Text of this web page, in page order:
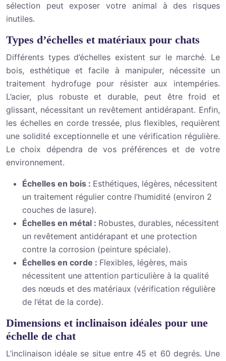
sélection peut exposer votre animal à des risques
inutiles.
Types d’échelles et matériaux pour chats
Différents types d’échelles existent sur le marché. Le
bois, esthétique et facile à manipuler, nécessite un
traitement hydrofuge pour résister aux intempéries.
L’acier, plus robuste et durable, peut être froid et
glissant, nécessitant un revêtement antidérapant. Enfin,
les échelles en corde tressée, plus flexibles, requièrent
une solidité exceptionnelle et une vérification régulière.
Le choix dépendra de vos préférences et de votre
environnement.
Échelles en bois : Esthétiques, légères, nécessitent
un traitement régulier contre l’humidité (environ 2
couches de lasure).
Échelles en métal : Robustes, durables, nécessitent
un revêtement antidérapant et une protection
contre la corrosion (peinture spéciale).
Échelles en corde : Flexibles, légères, mais
nécessitent une attention particulière à la qualité
des nœuds et des matériaux (vérification régulière
de l’état de la corde).
Dimensions et inclinaison idéales pour une
échelle de chat
L’inclinaison idéale se situe entre 45 et 60 degrés. Une